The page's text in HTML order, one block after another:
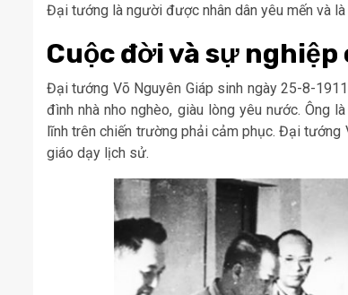
Đại tướng là người được nhân dân yêu mến và
Cuộc đời và sự
Đại tướng Võ Nguyên Giáp sinh ngày 25-8-
đình nhà nho nghèo, giàu lòng yêu nước. Ông
lĩnh trên chiến trường phải cảm phục. Đại
giáo dạy lịch sử.